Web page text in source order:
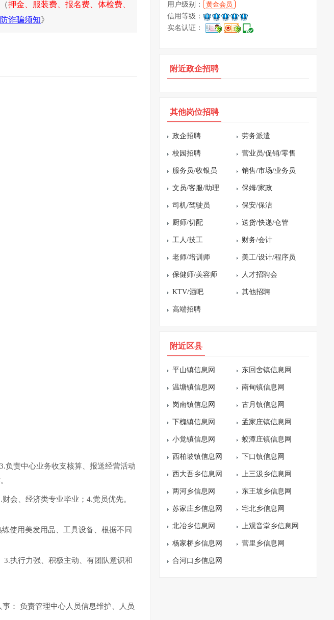
押金、服装费、报名费、体检费、
诈骗须知》
负责中心业务收支核算、报送经营活动
会、经济类专业毕业；4.党员优先。
使用美发用品、工具设备、根据不同
执行力强、积极主动、有团队意识和
： 负责管理中心人员信息维护、人员
用户级别：
黄金会员
信用等级：
实名认证：
附近政企招聘
其他岗位招聘
政企招聘 劳务派遣
校园招聘 营业员/促销/零售
服务员/收银员 销售/市场/业务员
文员/客服/助理 保姆/家政
司机/驾驶员 保安/保洁
厨师/切配 送货/快递/仓管
工人/技工 财务/会计
老师/培训师 美工/设计/程序员
保健师/美容师 人才招聘会
KTV/酒吧 其他招聘
高端招聘
附近区县
平山镇信息网 东回舍镇信息网
温塘镇信息网 南甸镇信息网
岗南镇信息网 古月镇信息网
下槐镇信息网 孟家庄镇信息网
小觉镇信息网 蛟潭庄镇信息网
西柏坡镇信息网 下口镇信息网
西大吾乡信息网 上三汲乡信息网
两河乡信息网 东王坡乡信息网
苏家庄乡信息网 宅北乡信息网
北冶乡信息网 上观音堂乡信息网
杨家桥乡信息网 营里乡信息网
合河口乡信息网